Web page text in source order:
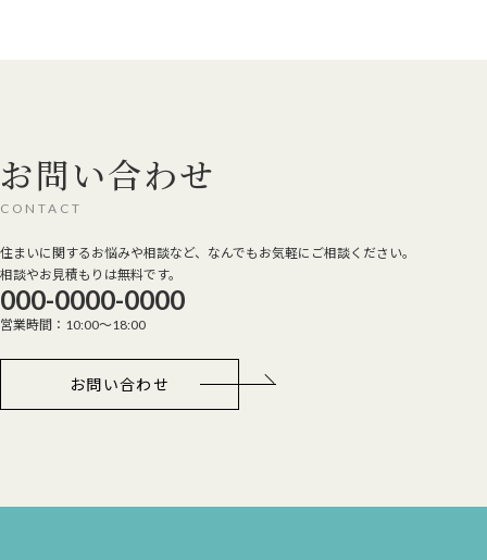
お問い合わせ
CONTACT
住まいに関するお悩みや相談など、なんでもお気軽にご相談ください。
相談やお見積もりは無料です。
000-0000-0000
営業時間：10:00～18:00
お問い合わせ